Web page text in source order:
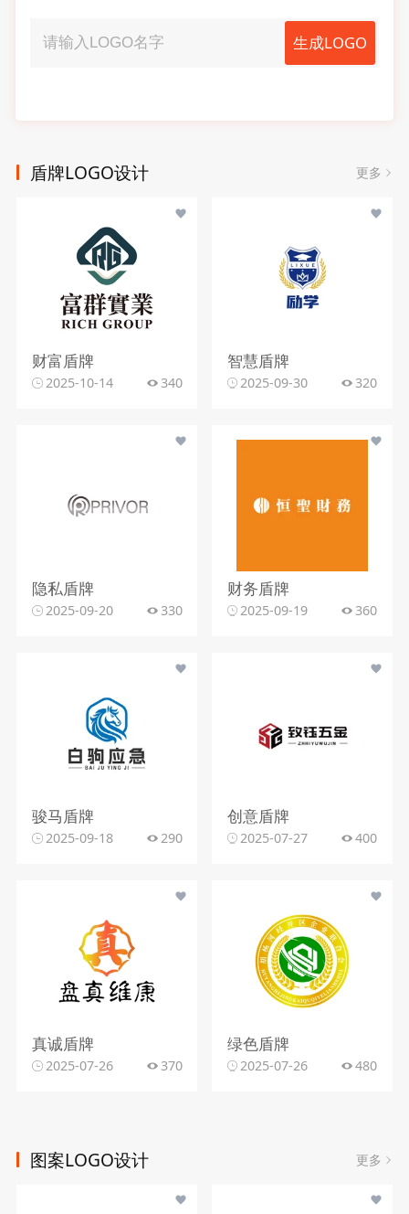
生成LOGO
盾牌LOGO设计 更多
财富盾牌
2025-10-14 340
智慧盾牌
2025-09-30 320
隐私盾牌
2025-09-20 330
财务盾牌
2025-09-19 360
骏马盾牌
2025-09-18 290
创意盾牌
2025-07-27 400
真诚盾牌
2025-07-26 370
绿色盾牌
2025-07-26 480
图案LOGO设计 更多